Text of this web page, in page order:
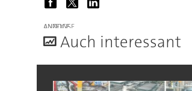
ANZEIGE
Auch interessant